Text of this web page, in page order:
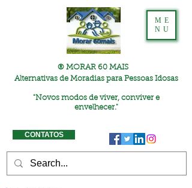
® MORAR 60 MAIS
Alternativas de Moradias para Pessoas Idosas
"Novos modos de viver, conviver e
envelhecer."
ME
NU
CONTATOS